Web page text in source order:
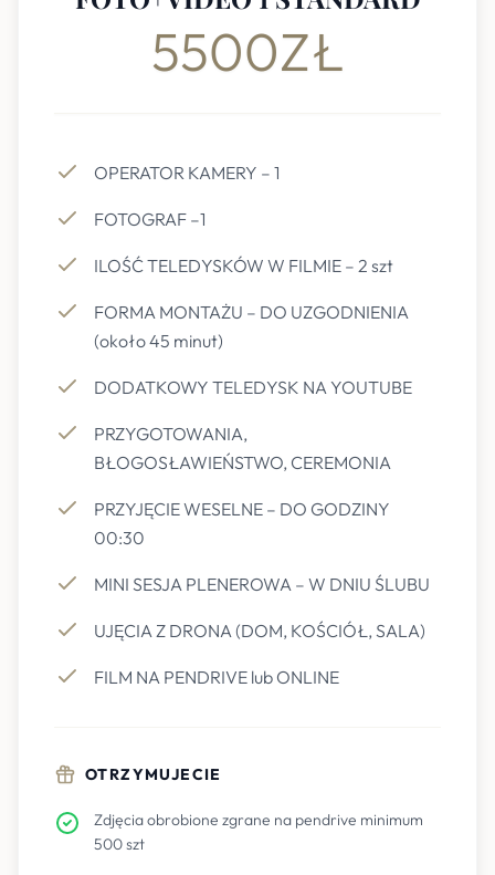
5500ZŁ
OPERATOR KAMERY – 1
FOTOGRAF –1
ILOŚĆ TELEDYSKÓW W FILMIE – 2 szt
FORMA MONTAŻU – DO UZGODNIENIA
(około 45 minut)
DODATKOWY TELEDYSK NA YOUTUBE
PRZYGOTOWANIA,
BŁOGOSŁAWIEŃSTWO, CEREMONIA
PRZYJĘCIE WESELNE – DO GODZINY
00:30
MINI SESJA PLENEROWA – W DNIU ŚLUBU
UJĘCIA Z DRONA (DOM, KOŚCIÓŁ, SALA)
FILM NA PENDRIVE lub ONLINE
OTRZYMUJECIE
Zdjęcia obrobione zgrane na pendrive minimum
500 szt